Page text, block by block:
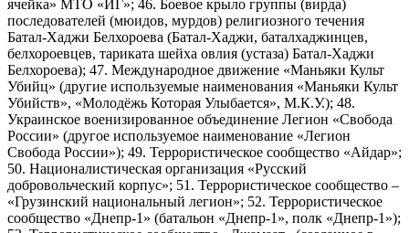
ячейка» МТО «ИГ»; 46. Боевое крыло группы (вирда)
последователей (мюидов, мурдов) религиозного течения
Батал-Хаджи Белхороева (Батал-Хаджи, баталхаджинцев,
белхороевцев, тариката шейха овлия (устаза) Батал-Хаджи
Белхороева); 47. Международное движение «Маньяки Культ
Убийц» (другие используемые наименования «Маньяки Культ
Убийств», «Молодёжь Которая Улыбается», М.К.У.); 48.
Украинское военизированное объединение Легион «Свобода
России» (другое используемое наименование «Легион
Свобода России»); 49. Террористическое сообщество «Айдар»;
50. Националистическая организация «Русский
добровольческий корпус»; 51. Террористическое сообщество –
«Грузинский национальный легион»; 52. Террористическое
сообщество «Днепр-1» (батальон «Днепр-1», полк «Днепр-1»);